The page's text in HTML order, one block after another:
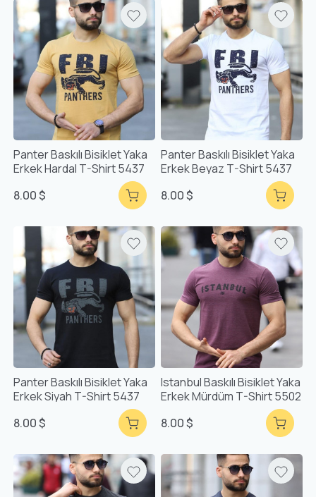
Panter Baskılı Bisiklet Yaka
Erkek Hardal T-Shirt 5437
8.00 $
Panter Baskılı Bisiklet Yaka
Erkek Beyaz T-Shirt 5437
8.00 $
Panter Baskılı Bisiklet Yaka
Erkek Siyah T-Shirt 5437
8.00 $
Istanbul Baskılı Bisiklet Yaka
Erkek Mürdüm T-Shirt 5502
8.00 $